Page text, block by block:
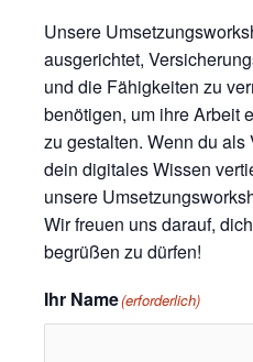
Unsere
ausgerichtet,
und die Fähigkeiten zu
benötigen, um ihre Arbeit
zu gestalten. Wenn du
dein digitales Wissen
unsere
Wir freuen uns darauf,
begrüßen zu dürfen!
Ihr Name(erforderlich)